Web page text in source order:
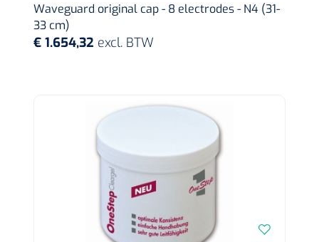
VACOped - Evenup Sole - L (44-46) - 1 st
Waveguard original cap - 8 electrodes - N4 (31-
33 cm)
€ 1.654,32 excl. BTW